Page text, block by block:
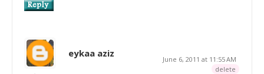
eykaa aziz
June 6, 2011 at 11:55 AM
delete